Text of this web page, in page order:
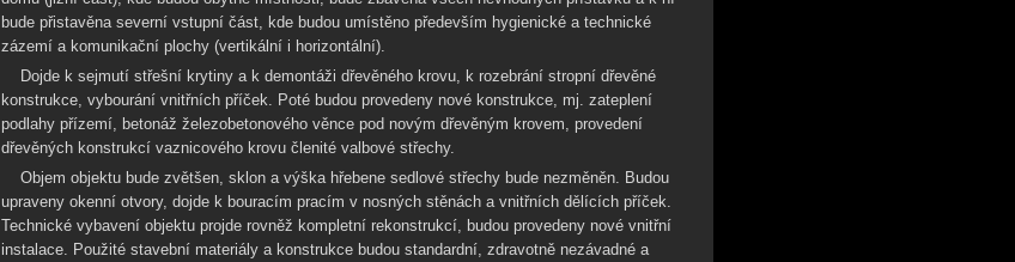
bude přistavěna severní vstupní část, kde budou umístěno především hygienické a technické
zázemí a komunikační plochy (vertikální i horizontální).
Dojde k sejmutí střešní krytiny a k demontáži dřevěného krovu, k rozebrání stropní dřevěné
konstrukce, vybourání vnitřních příček. Poté budou provedeny nové konstrukce, mj. zateplení
podlahy přízemí, betonáž železobetonového věnce pod novým dřevěným krovem, provedení
dřevěných konstrukcí vaznicového krovu členité valbové střechy.
Objem objektu bude zvětšen, sklon a výška hřebene sedlové střechy bude nezměněn. Budou
upraveny okenní otvory, dojde k bouracím pracím v nosných stěnách a vnitřních dělících příček.
Technické vybavení objektu projde rovněž kompletní rekonstrukcí, budou provedeny nové vnitřní
instalace. Použité stavební materiály a konstrukce budou standardní, zdravotně nezávadné a